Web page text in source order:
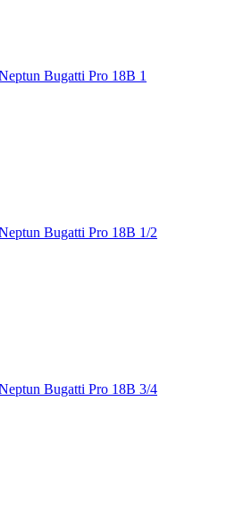
Bugatti Pro 18В 1
Bugatti Pro 18В 1/2
Bugatti Pro 18В 3/4